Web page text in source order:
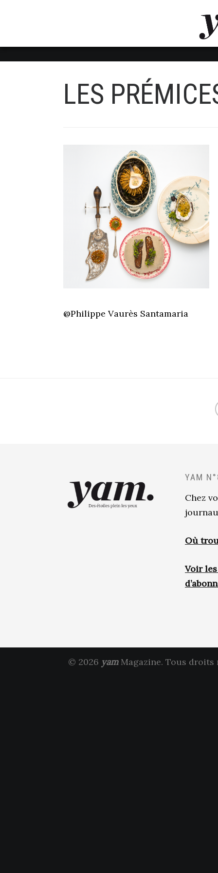
LES
@Philippe Vaurès Santamaria
YAM
Chez
Où
Voir
© 2026 yamMagazine. Tous droits